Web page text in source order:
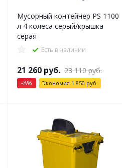
Мусорный контейнер PS 1100
л 4 колеса серый/крышка
серая
Есть в наличии
21 260 руб. 23 110руб.
-8% Экономия 1 850 руб.